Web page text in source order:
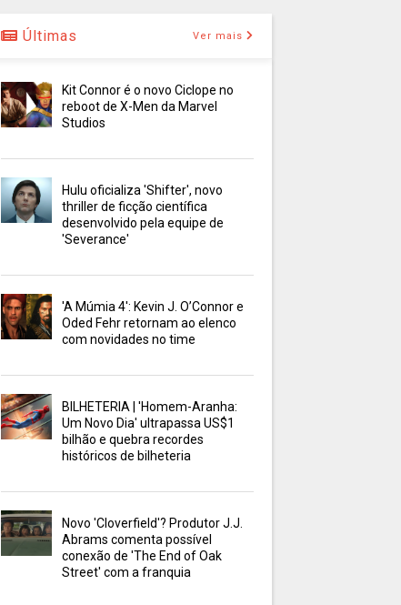
Últimas Ver mais
Kit Connor é o novo Ciclope no
reboot de X-Men da Marvel
Studios
Hulu oficializa 'Shifter', novo
thriller de ficção científica
desenvolvido pela equipe de
'Severance'
'A Múmia 4': Kevin J. O’Connor e
Oded Fehr retornam ao elenco
com novidades no time
BILHETERIA | 'Homem-Aranha:
Um Novo Dia' ultrapassa US$1
bilhão e quebra recordes
históricos de bilheteria
Novo 'Cloverfield'? Produtor J.J.
Abrams comenta possível
conexão de 'The End of Oak
Street' com a franquia